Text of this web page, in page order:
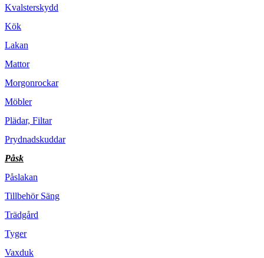
Kvalsterskydd
Kök
Lakan
Mattor
Morgonrockar
Möbler
Plädar, Filtar
Prydnadskuddar
Påsk
Påslakan
Tillbehör Säng
Trädgård
Tyger
Vaxduk